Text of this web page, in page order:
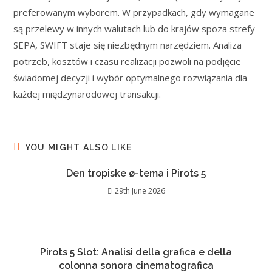
preferowanym wyborem. W przypadkach, gdy wymagane
są przelewy w innych walutach lub do krajów spoza strefy
SEPA, SWIFT staje się niezbędnym narzędziem. Analiza
potrzeb, kosztów i czasu realizacji pozwoli na podjęcie
świadomej decyzji i wybór optymalnego rozwiązania dla
każdej międzynarodowej transakcji.
YOU MIGHT ALSO LIKE
Den tropiske ø-tema i Pirots 5
29th June 2026
Pirots 5 Slot: Analisi della grafica e della
colonna sonora cinematografica